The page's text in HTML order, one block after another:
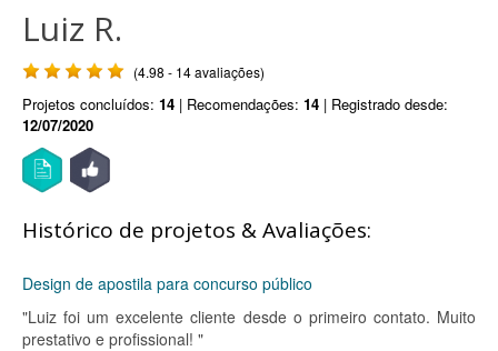
Luiz R.
(4.98 - 14 avaliações)
Projetos concluídos: 14 | Recomendações: 14 | Registrado desde:
12/07/2020
Histórico de projetos & Avaliações:
Design de apostila para concurso público
"Luiz foi um excelente cliente desde o primeiro contato. Muito
prestativo e profissional! "